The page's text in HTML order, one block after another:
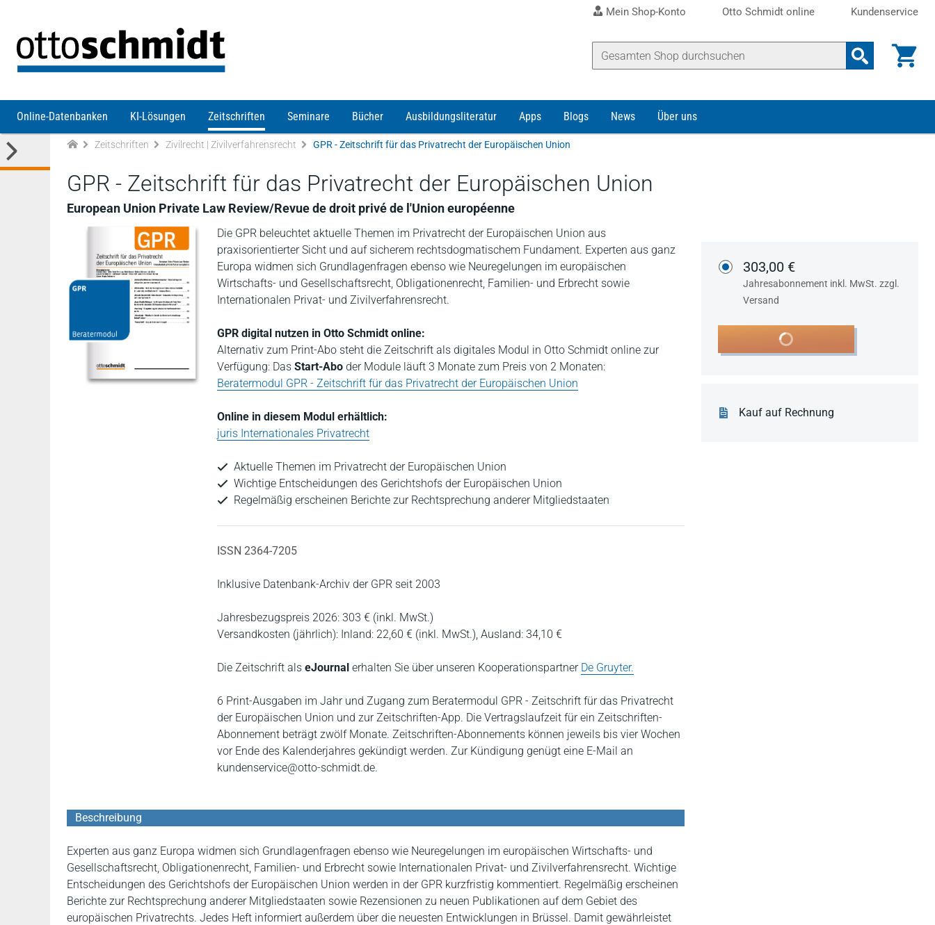
Mein Shop-Konto Otto Schmidt online Kundenservice
Online-Datenbanken KI-Lösungen Zeitschriften Seminare Bücher Ausbildungsliteratur Apps Blogs News Über uns
Zeitschriften Zivilrecht | Zivilverfahrensrecht GPR - Zeitschrift für das Privatrecht der Europäischen Union
GPR - Zeitschrift für das Privatrecht der Europäischen Union
European Union Private Law Review/Revue de droit privé de l'Union européenne
Die GPR beleuchtet aktuelle Themen im Privatrecht der Europäischen Union aus
praxisorientierter Sicht und auf sicherem rechtsdogmatischem Fundament. Experten aus ganz
Europa widmen sich Grundlagenfragen ebenso wie Neuregelungen im europäischen
Wirtschafts- und Gesellschaftsrecht, Obligationenrecht, Familien- und Erbrecht sowie
Internationalen Privat- und Zivilverfahrensrecht.
GPR digital nutzen in Otto Schmidt online:
Alternativ zum Print-Abo steht die Zeitschrift als digitales Modul in Otto Schmidt online zur
Verfügung: Das Start-Abo der Module läuft 3 Monate zum Preis von 2 Monaten:
Beratermodul GPR - Zeitschrift für das Privatrecht der Europäischen Union
Online in diesem Modul erhältlich:
juris Internationales Privatrecht
Aktuelle Themen im Privatrecht der Europäischen Union
Wichtige Entscheidungen des Gerichtshofs der Europäischen Union
Regelmäßig erscheinen Berichte zur Rechtsprechung anderer Mitgliedstaaten
ISSN 2364-7205
Inklusive Datenbank-Archiv der GPR seit 2003
Jahresbezugspreis 2026: 303 € (inkl. MwSt.)
Versandkosten (jährlich): Inland: 22,60 € (inkl. MwSt.), Ausland: 34,10 €
Die Zeitschrift als eJournal erhalten Sie über unseren Kooperationspartner De Gruyter.
6 Print-Ausgaben im Jahr und Zugang zum Beratermodul GPR - Zeitschrift für das Privatrecht
der Europäischen Union und zur Zeitschriften-App. Die Vertragslaufzeit für ein Zeitschriften-
Abonnement beträgt zwölf Monate. Zeitschriften-Abonnements können jeweils bis vier Wochen
vor Ende des Kalenderjahres gekündigt werden. Zur Kündigung genügt eine E-Mail an
kundenservice@otto-schmidt.de.
303,00 €
Jahresabonnement inkl. MwSt. zzgl.
Versand
In den Warenkorb
Kauf auf Rechnung
Beschreibung
Experten aus ganz Europa widmen sich Grundlagenfragen ebenso wie Neuregelungen im europäischen Wirtschafts- und
Gesellschaftsrecht, Obligationenrecht, Familien- und Erbrecht sowie Internationalen Privat- und Zivilverfahrensrecht. Wichtige
Entscheidungen des Gerichtshofs der Europäischen Union werden in der GPR kurzfristig kommentiert. Regelmäßig erscheinen
Berichte zur Rechtsprechung anderer Mitgliedstaaten sowie Rezensionen zu neuen Publikationen auf dem Gebiet des
europäischen Privatrechts. Jedes Heft informiert außerdem über die neuesten Entwicklungen in Brüssel. Damit gewährleistet